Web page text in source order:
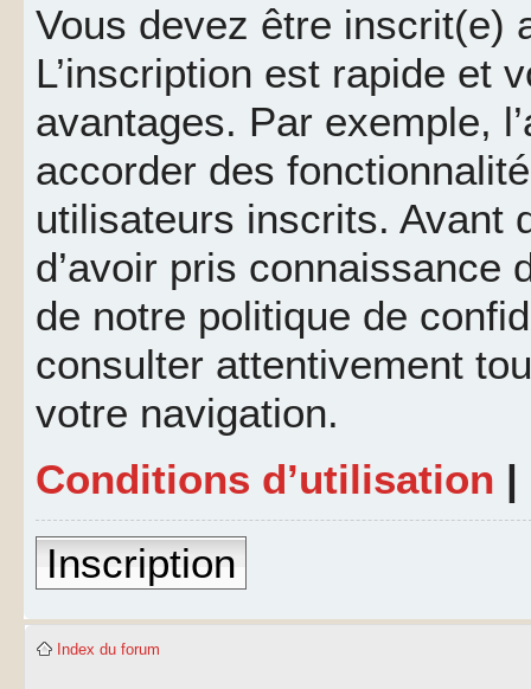
Vous devez être inscrit(e)
L’inscription est rapide et
avantages. Par exemple,
accorder des
utilisateurs inscrits. Avant
d’avoir pris connaissance
de notre politique de
consulter attentivement
votre navigation.
Conditions d’utilisation |
Inscription
Index du forum